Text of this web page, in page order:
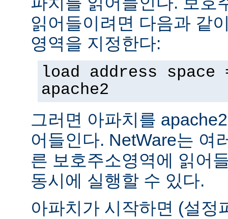
읽어들이려면 다음과 같
영역을 지정한다:
load address space
apache2
그러면 아파치를
어들인다. NetWare는 여
른 보호주소영역에 읽어
동시에 실행할 수 있다.
아파치가 시작하면 (설정